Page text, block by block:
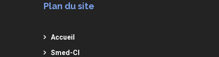
Plan du site
Accueil
Smed-CI